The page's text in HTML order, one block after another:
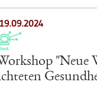
19.09.2024
"Neue